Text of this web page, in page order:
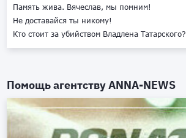
Память жива. Вячеслав, мы помним!
Не доставайся ты никому!
Кто стоит за убийством Владлена Татарского?
Помощь агентствуANNA-NEWS